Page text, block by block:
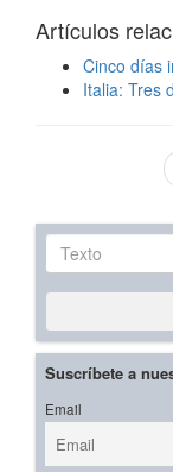
Artículos
Cinco días
Italia: Tres
Texto
Suscríbete a
Email